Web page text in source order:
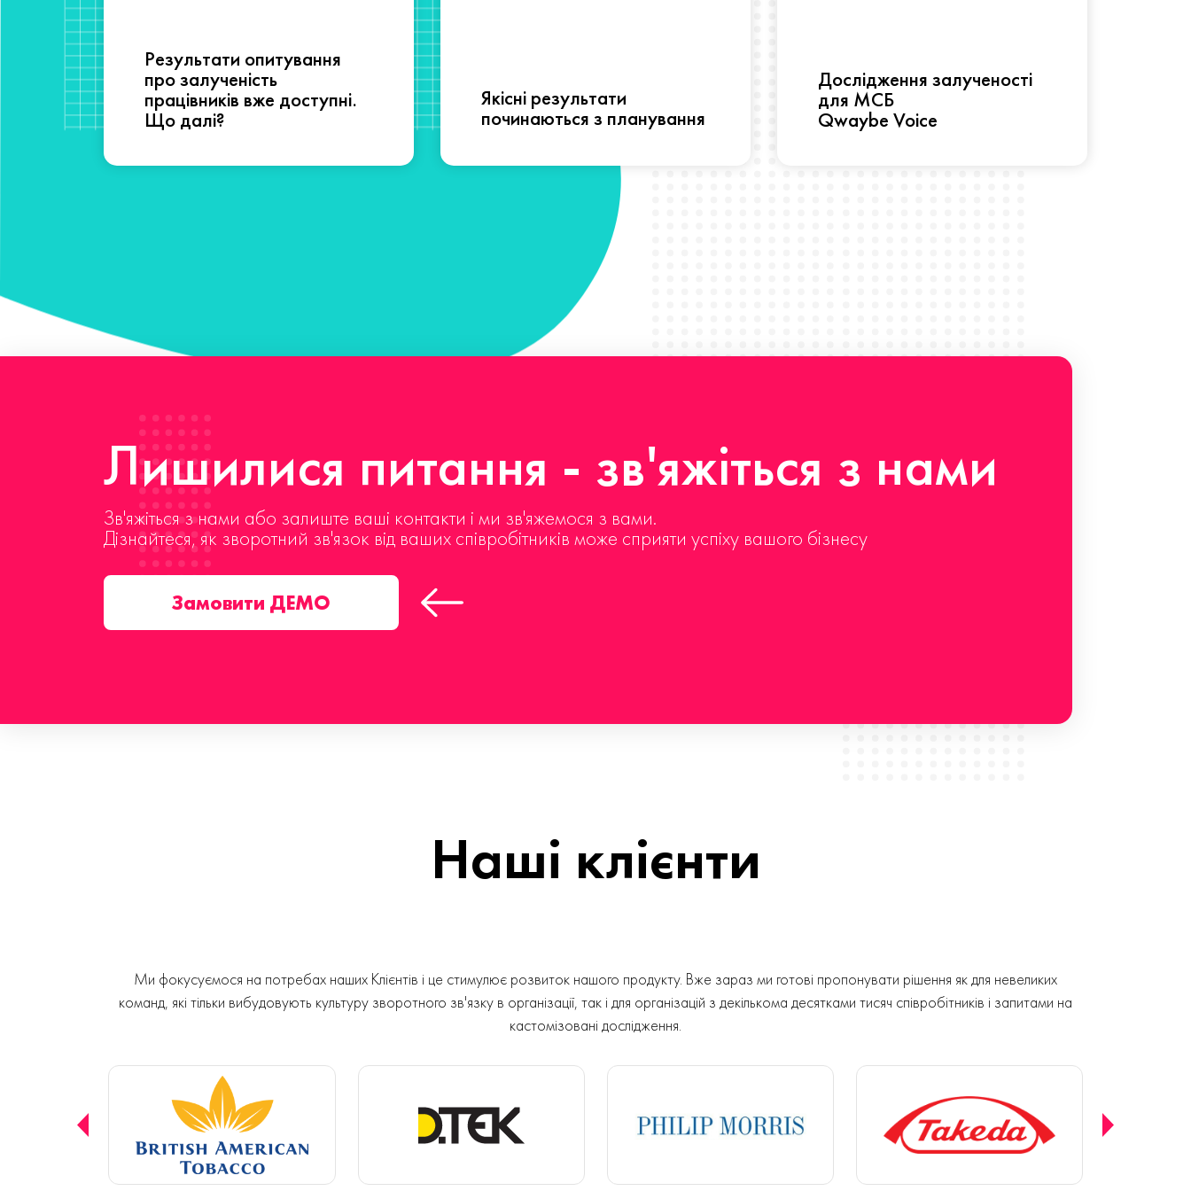
Результати опитування
про залученість
працівників вже доступні.
Що далі?
Якісні результати
починаються з планування
Дослідження залученості
для МСБ
Qwaybe Voice
Лишилися питання - зв'яжіться з нами
Зв'яжіться з нами або залиште ваші контакти і ми зв'яжемося з вами.
Дізнайтеся, як зворотний зв'язок від ваших співробітників може сприяти успіху вашого бізнесу
Замовити ДЕМО
Наші клієнти
Ми фокусуємося на потребах наших Клієнтів і це стимулює розвиток нашого продукту. Вже зараз ми готові пропонувати рішення як для невеликих
команд, які тільки вибудовують культуру зворотного зв'язку в організації, так і для організацій з декількома десятками тисяч співробітників і запитами на
кастомізовані дослідження.